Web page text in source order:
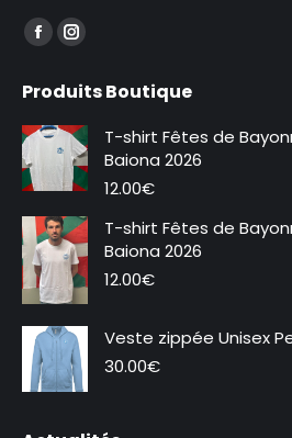
Trouvez nous sur :
La
Facebook
s'ouvre
dans
une
nouvelle
fenêtre
La
Instagram
s'ouvre
dans
une
nouvelle
fenêtre
Produits Boutique
T-shirt Fêtes de
Baiona 2026
12.00€
T-shirt Fêtes de
Baiona 2026
12.00€
NouveautéVeste zippée Unisex
30.00€